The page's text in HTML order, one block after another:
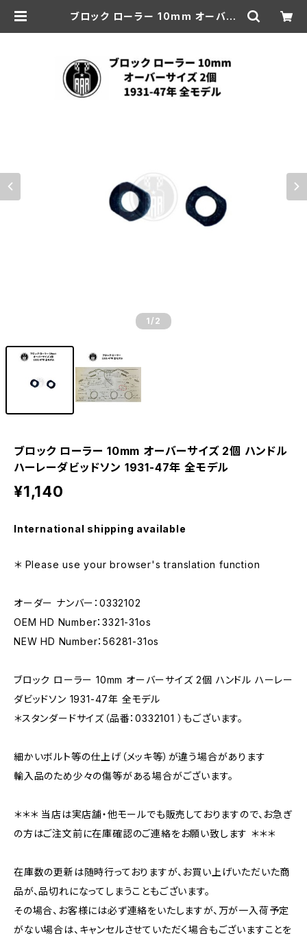
ブロック ローラー 10mm オーバー
1 /2
ブロック ローラー 10mm オーバーサイズ 2個 ハンドル
ハーレーダビッドソン 1931-47年 全モデル
¥1,140
International shipping available
＊ Please use your browser's translation function
オーダー ナンバー：0332102
OEM HD Number：3321-31os
NEW HD Number：56281-31os
ブロック ローラー 10mm オーバーサイズ 2個 ハンドル ハーレー
ダビッドソン 1931-47年 全モデル
＊スタンダードサイズ（品番：0332101 ）もございます。
細かいボルト等の仕上げ（メッキ等）が違う場合があります
輸入品のため少々の傷等がある場合がございます。
＊＊＊ 当店は実店舗・他モールでも販売しておりますので、お急ぎ
の方はご注文前に在庫確認のご連絡をお願い致します ＊＊＊
在庫数の更新は随時行っておりますが、お買い上げいただいた商
品が、品切れになってしまうこともございます。
その場合、お客様には必ず連絡をいたしますが、万が一入荷予定
がない場合は、キャンセルさせていただく場合もございますことを